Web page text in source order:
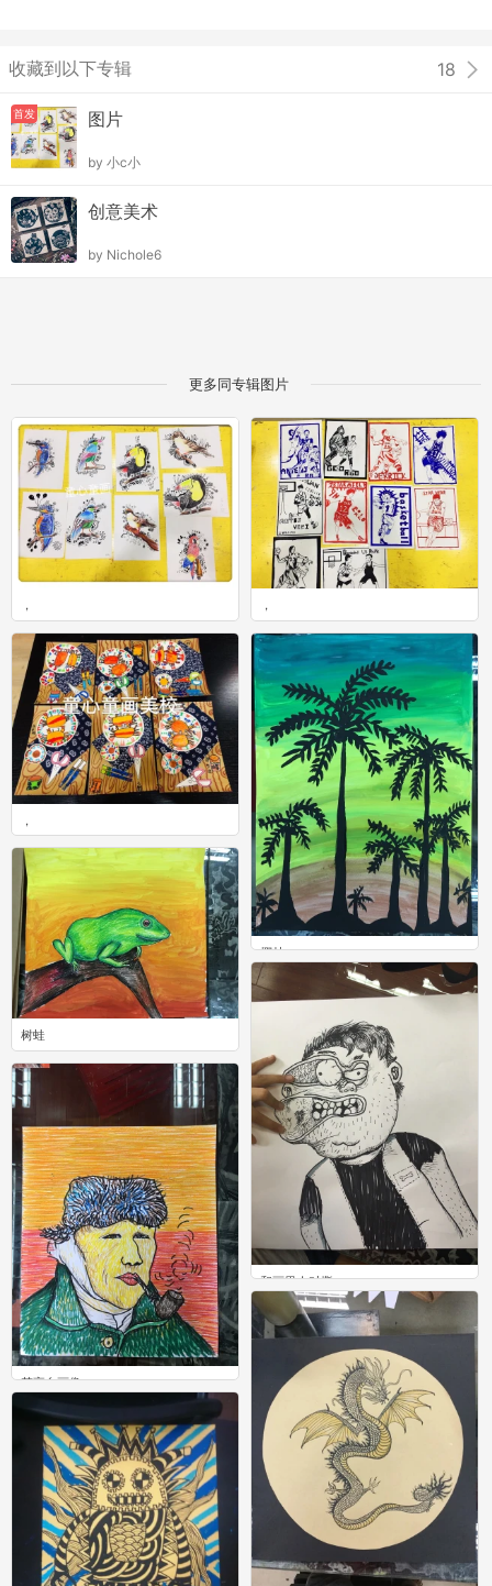
收藏到以下专辑 18
首发 图片
by 小c小
创意美术
by Nichole6
更多同专辑图片
，
0
，
0
树蛙
0
，
椰林
和画里人对撕
梵高自画像
0